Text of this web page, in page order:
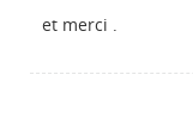
et merci .